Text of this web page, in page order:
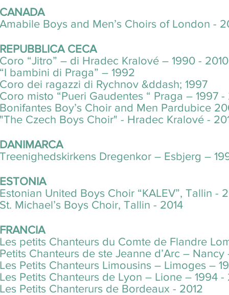
CANADA
Amabile Boys and Men’s Choirs of London -
REPUBBLICA CECA
Coro “Jitro” – di Hradec Kralové – 1990 -
“I bambini di Praga” – 1992
Coro dei ragazzi di Rychnov &ddash; 1997
Coro misto “Pueri Gaudentes “ Praga – 1997 -
Bonifantes Boy’s Choir and Men Pardubice
"The Czech Boys Choir" - Hradec Kralové -
DANIMARCA
Treenighedskirkens Dregenkor – Esbjerg –
ESTONIA
Estonian United Boys Choir “KALEV”, Tallin -
St. Michael’s Boys Choir, Tallin - 2014
FRANCIA
Les petits Chanteurs du Comte de Flandre
Petits Chanteurs de ste Jeanne d’Arc – Nancy
Les Petits Chanteurs Limousins – Limoges –
Les Petits Chanteurs de Lyon – Lione – 1994 -
Les Petits Chanterurs de Bordeaux - 2012